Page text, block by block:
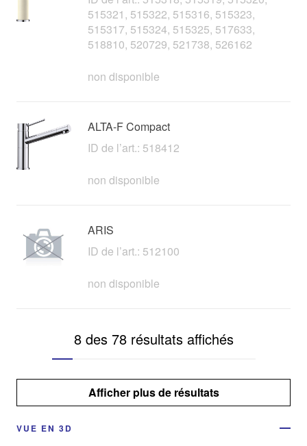
515321, 515322, 515316, 515323,
515317, 515324, 515325, 517633,
518810, 520729, 521738, 526162
non disponible
ALTA-F Compact
ID de l’art.: 518412
non disponible
ARIS
ID de l’art.: 512100
non disponible
8 des 78 résultats affichés
Afficher plus de résultats
VUE EN 3D